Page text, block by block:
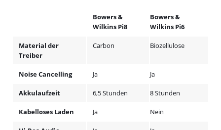
Bowers &
Wilkins Pi8
Bowers &
Wilkins Pi6
Material der
Treiber
Carbon Biozellulose
Noise Cancelling Ja Ja
Akkulaufzeit 6,5 Stunden 8 Stunden
Kabelloses Laden Ja Nein